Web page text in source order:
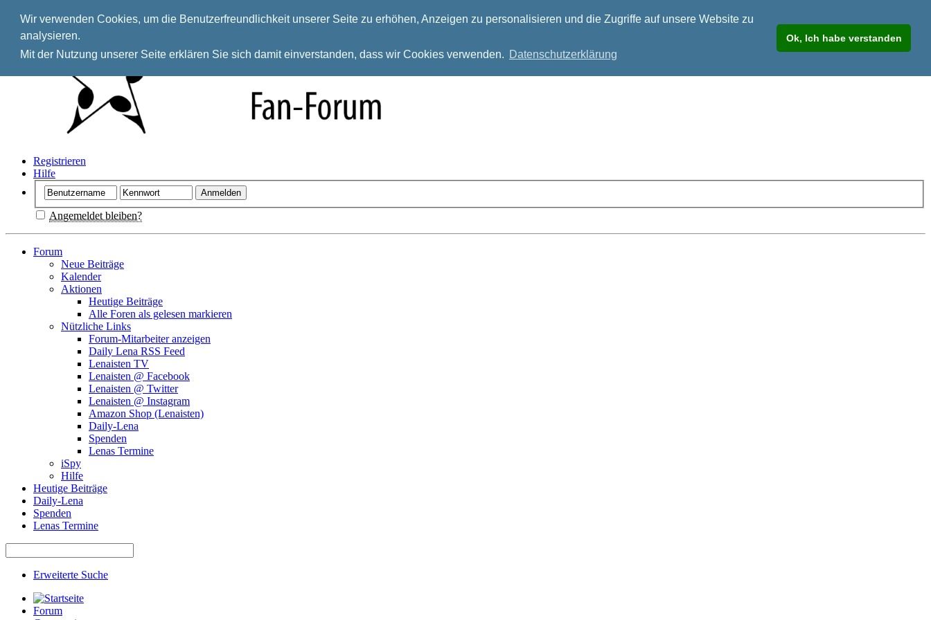
Wir verwenden Cookies, um die Benutzerfreundlichkeit unserer Seite zu erhöhen, Anzeigen zu personalisieren und die Zugriffe auf unsere Website zu
analysieren.
Mit der Nutzung unserer Seite erklären Sie sich damit einverstanden, dass wir Cookies verwenden. Datenschutzerklärung
Ok, Ich habe verstanden
Registrieren
Hilfe
Angemeldet bleiben?
Forum
Neue Beiträge
Kalender
Aktionen
Heutige Beiträge
Alle Foren als gelesen markieren
Nützliche Links
Forum-Mitarbeiter anzeigen
Daily Lena RSS Feed
Lenaisten TV
Lenaisten @ Facebook
Lenaisten @ Twitter
Lenaisten @ Instagram
Amazon Shop (Lenaisten)
Daily-Lena
Spenden
Lenas Termine
iSpy
Hilfe
Heutige Beiträge
Daily-Lena
Spenden
Lenas Termine
Erweiterte Suche
Forum